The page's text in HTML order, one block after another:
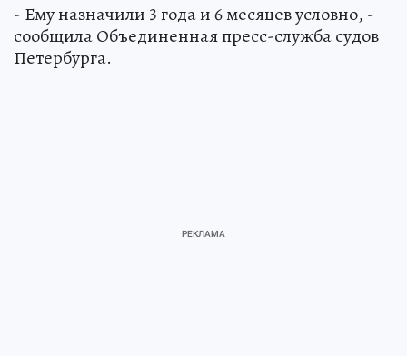
- Ему назначили 3 года и 6 месяцев условно, -
сообщила Объединенная пресс-служба судов
Петербурга.